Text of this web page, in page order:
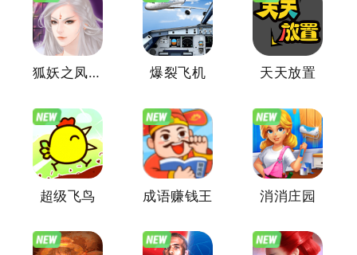
狐妖之凤唳九霄 爆裂飞机 天天放置
超级飞鸟 成语赚钱王 消消庄园